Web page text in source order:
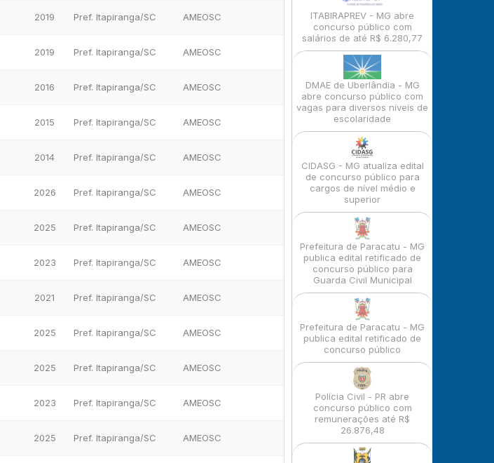
2019 Pref. Itapiranga/SC AMEOSC
2019 Pref. Itapiranga/SC AMEOSC
2016 Pref. Itapiranga/SC AMEOSC
2015 Pref. Itapiranga/SC AMEOSC
2014 Pref. Itapiranga/SC AMEOSC
2026 Pref. Itapiranga/SC AMEOSC
2025 Pref. Itapiranga/SC AMEOSC
2023 Pref. Itapiranga/SC AMEOSC
2021 Pref. Itapiranga/SC AMEOSC
2025 Pref. Itapiranga/SC AMEOSC
2025 Pref. Itapiranga/SC AMEOSC
2023 Pref. Itapiranga/SC AMEOSC
2025 Pref. Itapiranga/SC AMEOSC
ITABIRAPREV - MG abre
concurso público com
salários de até R$ 6.280,77
DMAE de Uberlândia - MG
abre concurso público com
vagas para diversos níveis de
escolaridade
CIDASG - MG atualiza edital
de concurso público para
cargos de nível médio e
superior
Prefeitura de Paracatu - MG
publica edital retificado de
concurso público para
Guarda Civil Municipal
Prefeitura de Paracatu - MG
publica edital retificado de
concurso público
Polícia Civil - PR abre
concurso público com
remunerações até R$
26.876,48